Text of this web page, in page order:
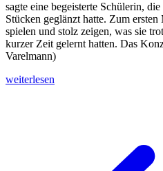
sagte eine begeisterte Schülerin,
Stücken geglänzt hatte. Zum
spielen und stolz zeigen, was sie
kurzer Zeit gelernt hatten. Das
Varelmann)
weiterlesen